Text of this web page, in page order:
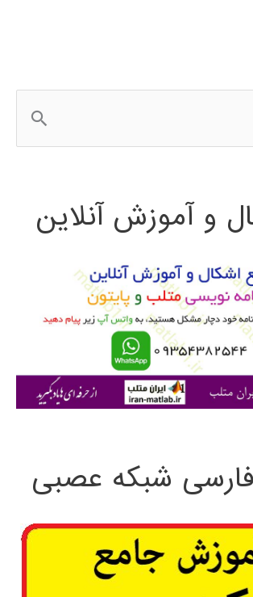
و آموزش آنلاین
شبکه عصبی